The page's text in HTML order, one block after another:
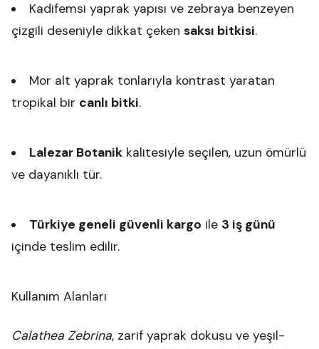
Kadifemsi yaprak yapısı ve zebraya benzeyen
çizgili deseniyle dikkat çeken saksı bitkisi.
Mor alt yaprak tonlarıyla kontrast yaratan
tropikal bir canlı bitki.
Lalezar Botanikkalitesiyle seçilen, uzun ömürlü
ve dayanıklı tür.
Türkiye geneli güvenli kargo ile 3 iş günü
içinde teslim edilir.
Kullanım Alanları
Calathea Zebrina, zarif yaprak dokusu ve yeşil-